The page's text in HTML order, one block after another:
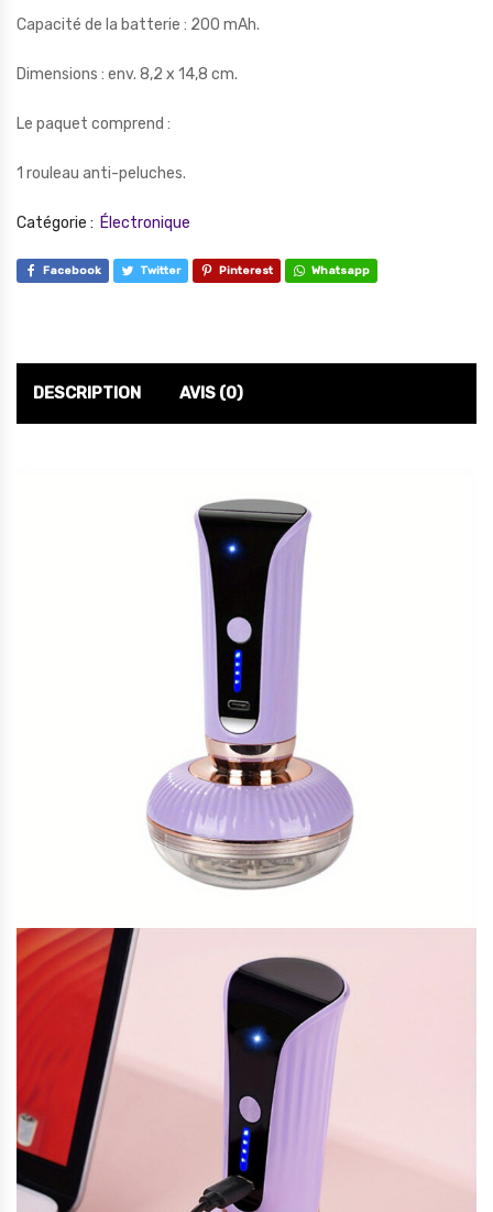
Capacité de la batterie : 200 mAh.
Dimensions : env. 8,2 x 14,8 cm.
Le paquet comprend :
1 rouleau anti-peluches.
Catégorie : Électronique
Facebook Twitter Pinterest Whatsapp
DESCRIPTION AVIS (0)